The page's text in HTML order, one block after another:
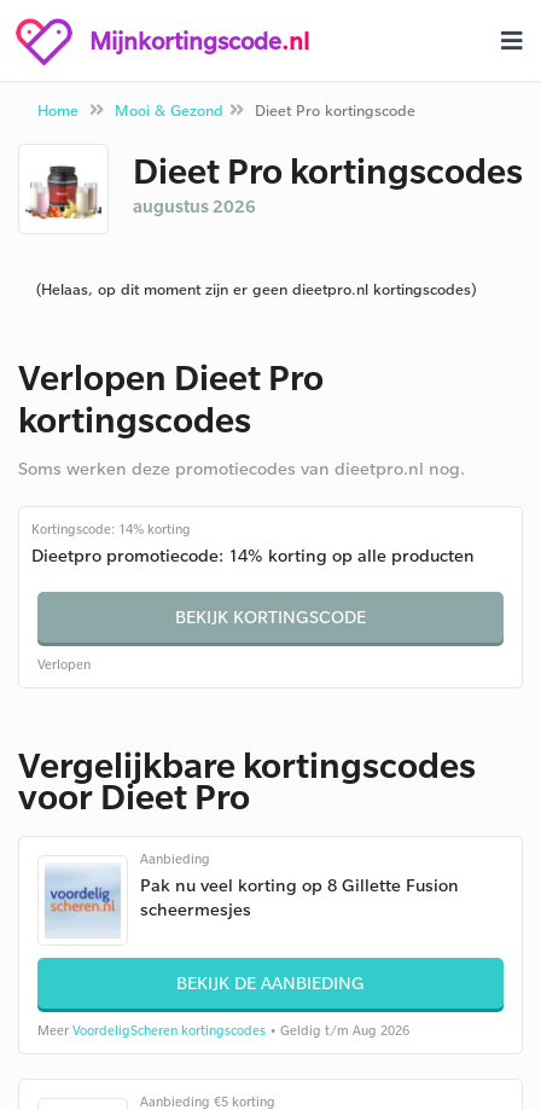
Mijnkortingscode.nl
Home Mooi & Gezond Dieet Pro kortingscode
Dieet Pro kortingscodes
augustus 2026
(Helaas, op dit moment zijn er geen dieetpro.nl kortingscodes)
Verlopen Dieet Pro
kortingscodes
Soms werken deze promotiecodes van dieetpro.nl nog.
Kortingscode: 14% korting
Dieetpro promotiecode: 14% korting op alle producten
BEKIJK KORTINGSCODE
Verlopen
Vergelijkbare kortingscodes
voor Dieet Pro
Aanbieding
Pak nu veel korting op 8 Gillette Fusion
scheermesjes
BEKIJK DE AANBIEDING
Meer VoordeligScheren kortingscodes • Geldig t/m Aug 2026
Aanbieding €5 korting